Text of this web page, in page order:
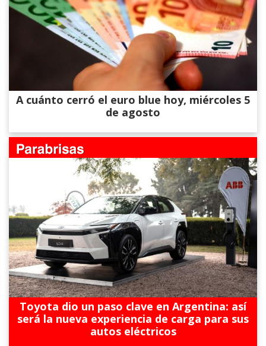
A cuánto cerró el euro blue hoy, miércoles 5
de agosto
Toyota dio un paso clave en Argentina: así
será la nueva experiencia de carga para sus
autos eléctricos